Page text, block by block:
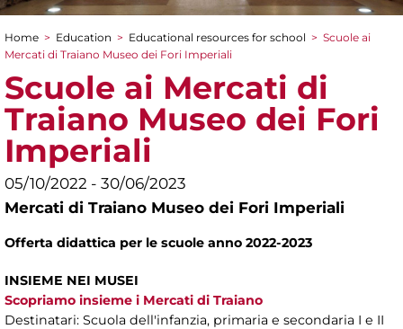
You are here
Home > Education > Educational resources for school > Scuole ai
Mercati di Traiano Museo dei Fori Imperiali
Scuole ai Mercati di
Traiano Museo dei Fori
Imperiali
05/10/2022 - 30/06/2023
Mercati di Traiano Museo dei Fori Imperiali
Offerta didattica per le scuole anno 2022-2023
INSIEME NEI MUSEI
Scopriamo insieme i Mercati di Traiano
Destinatari: Scuola dell'infanzia, primaria e secondaria I e II